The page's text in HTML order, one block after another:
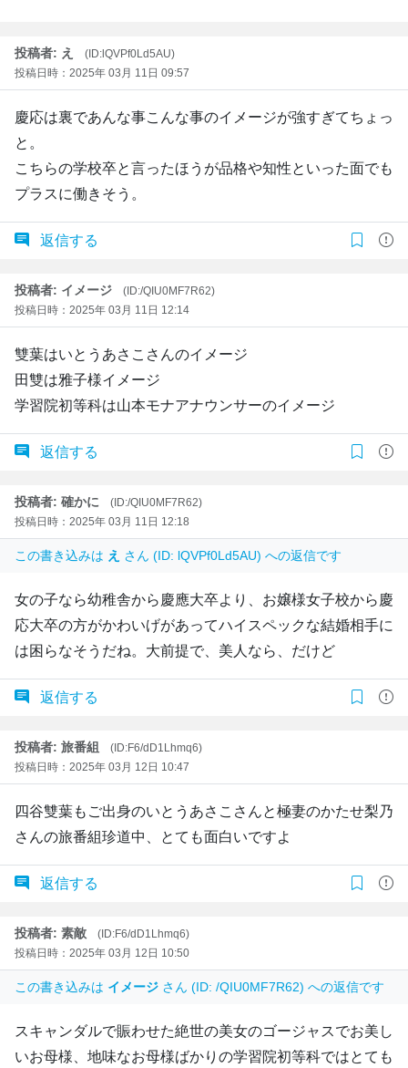
投稿者: え
(ID:lQVPf0Ld5AU)
投稿日時：2025年 03月 11日 09:57
慶応は裏であんな事こんな事のイメージが強すぎてちょっ
と。
こちらの学校卒と言ったほうが品格や知性といった面でも
プラスに働きそう。
返信する
投稿者: イメージ
(ID:/QIU0MF7R62)
投稿日時：2025年 03月 11日 12:14
雙葉はいとうあさこさんのイメージ
田雙は雅子様イメージ
学習院初等科は山本モナアナウンサーのイメージ
返信する
投稿者: 確かに
(ID:/QIU0MF7R62)
投稿日時：2025年 03月 11日 12:18
この書き込みは え さん (ID: lQVPf0Ld5AU) への返信です
女の子なら幼稚舎から慶應大卒より、お嬢様女子校から慶
応大卒の方がかわいげがあってハイスペックな結婚相手に
は困らなそうだね。大前提で、美人なら、だけど
返信する
投稿者: 旅番組
(ID:F6/dD1Lhmq6)
投稿日時：2025年 03月 12日 10:47
四谷雙葉もご出身のいとうあさこさんと極妻のかたせ梨乃
さんの旅番組珍道中、とても面白いですよ
返信する
投稿者: 素敵
(ID:F6/dD1Lhmq6)
投稿日時：2025年 03月 12日 10:50
この書き込みは イメージ さん (ID: /QIU0MF7R62) への返信です
スキャンダルで賑わせた絶世の美女のゴージャスでお美し
いお母様、地味なお母様ばかりの学習院初等科ではとても